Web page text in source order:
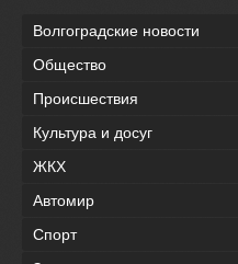
Волгоградские новости
Общество
Происшествия
Культура и досуг
ЖКХ
Автомир
Спорт